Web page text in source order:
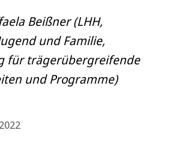
Beißner (LHH,
und Familie,
für trägerübergreifende
und Programme)